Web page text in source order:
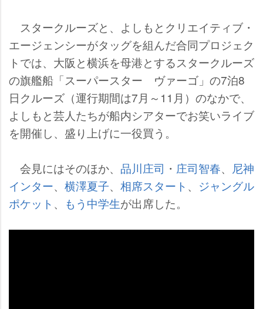
スタークルーズと、よしもとクリエイティブ・
エージェンシーがタッグを組んだ合同プロジェク
トでは、大阪と横浜を母港とするスタークルーズ
の旗艦船「スーパースター ヴァーゴ」の7泊8
日クルーズ（運行期間は7月～11月）のなかで、
よしもと芸人たちが船内シアターでお笑いライブ
を開催し、盛り上げに一役買う。
会見にはそのほか、 品川庄司 ・ 庄司智春、
尼神
インター、 横澤夏子、 相席スタート 、 ジャングル
ポケット 、 もう中学生が出席した。